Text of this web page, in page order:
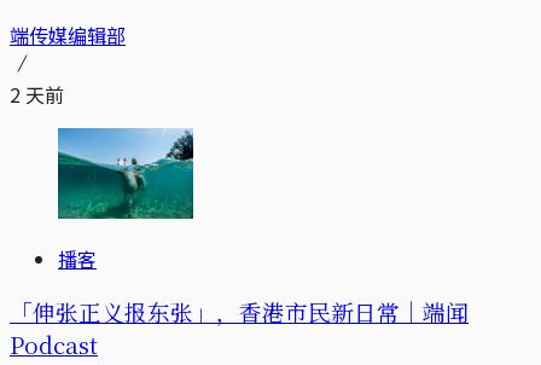
端传媒编辑部
2 天前
播客
「伸张正义报东张」，香港市民新日常｜端闻
Podcast